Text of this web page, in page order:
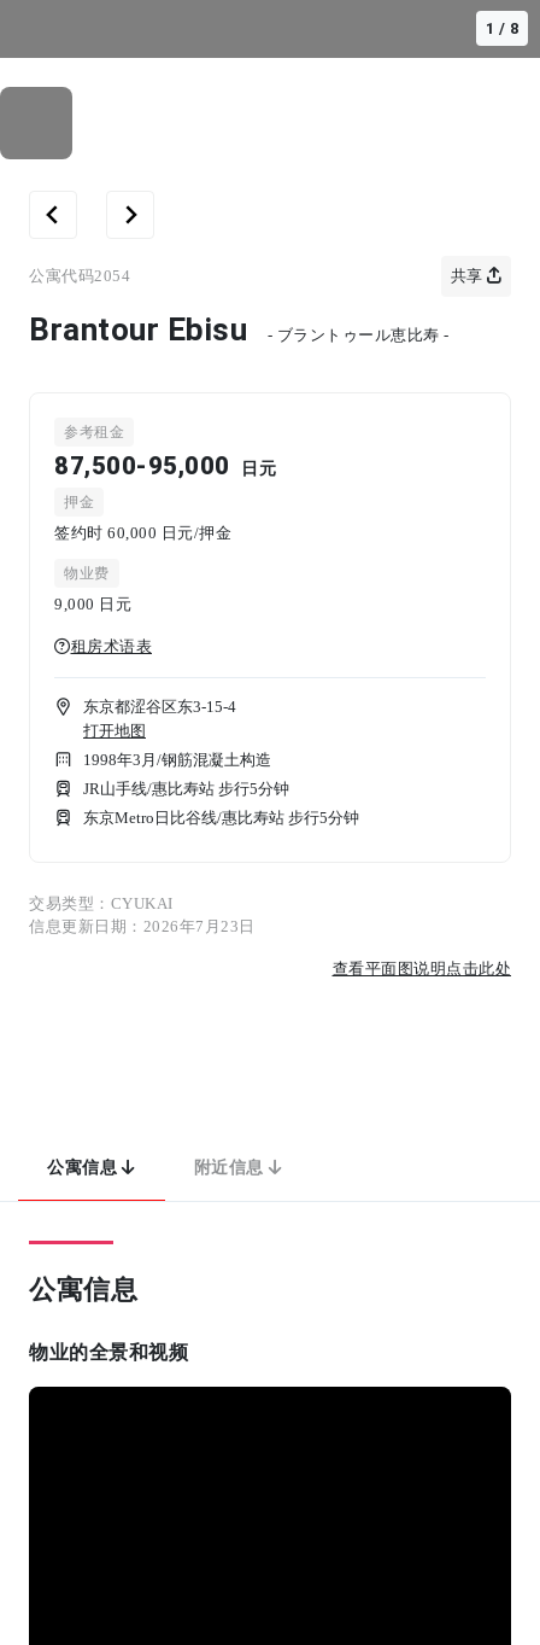
1 / 8
公寓代码2054 共享
Brantour Ebisu - ブラントゥール恵比寿 -
参考租金
87,500-95,000 日元
押金
签约时 60,000 日元/押金
物业费
9,000 日元
租房术语表
东京都涩谷区东3-15-4
打开地图
1998年3月 /钢筋混凝土构造
JR山手线/惠比寿站 步行5分钟
东京Metro日比谷线/惠比寿站 步行5分钟
交易类型：CYUKAI
信息更新日期：2026年7月23日
查看平面图说明点击此处
公寓信息 附近信息
公寓信息
物业的全景和视频